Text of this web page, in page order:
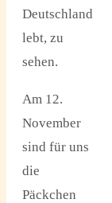
Deutschland
lebt, zu
sehen.
Am 12.
November
sind für uns
die
Päckchen